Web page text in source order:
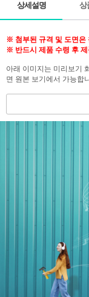
상세설명 상
※ 첨부된 규격 및 도면은
※ 반드시 제품 수령 후
아래 이미지는 미리보기
면 원본 보기에서 가능합